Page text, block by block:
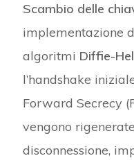
Scambio delle
implementazione
algoritmi Diffie-
l’handshake
Forward Secrecy
vengono
disconnessione,